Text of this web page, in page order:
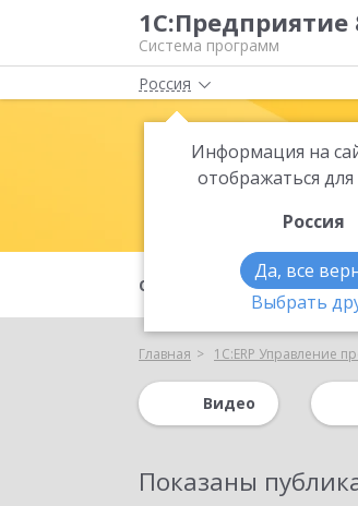
1С:Предприятие
Система программ
Россия
Информация на
отображаться
Россия
Да, все
Выбрать
О продукте
Главная 1С:ERP Управление
Видео
Показаны